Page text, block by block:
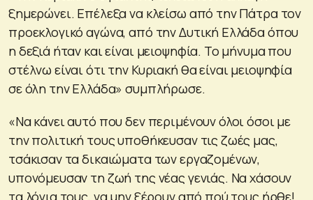
ξημερώνει. Επέλεξα να κλείσω από την Πάτρα τον
προεκλογικό αγώνα, από την Δυτική Ελλάδα όπου
η δεξιά ήταν και είναι μειοψηφία. Το μήνυμα που
στέλνω είναι ότι την Κυριακή θα είναι μειοψηφία
σε όλη την Ελλάδα» συμπλήρωσε.
«Να κάνει αυτό που δεν περιμένουν όλοι όσοι με
την πολιτική τους υποθήκευσαν τις ζωές μας,
τσάκισαν τα δικαιώματα των εργαζομένων,
υπονόμευσαν τη ζωή της νέας γενιάς. Να χάσουν
τα λόγια τους, να μην ξέρουν από πού τους ήρθε!